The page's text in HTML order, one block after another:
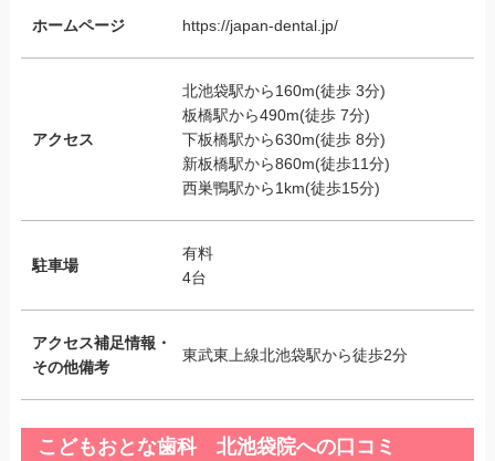
ホームページ https://japan-dental.jp/
アクセス
北池袋駅から160m(徒歩 3分)
板橋駅から490m(徒歩 7分)
下板橋駅から630m(徒歩 8分)
新板橋駅から860m(徒歩11分)
西巣鴨駅から1km(徒歩15分)
駐車場
有料
4台
アクセス補足情報・
その他備考
東武東上線北池袋駅から徒歩2分
こどもおとな歯科 北池袋院への口コミ